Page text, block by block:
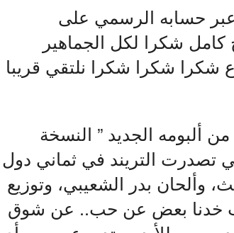
حسابه الرسمي على
كامل شكرا لكل الجماهير
شكرا شكرا شكرا نلتقي قريبا
ألبومه الجديد ” النسخة
تصدرت التريند في ثماني دول
وألحان بدر الشعيبي، وتوزيع
خدنا بعض عن حب.. عن شوق